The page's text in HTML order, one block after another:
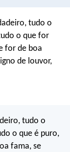
tudo o
o que for
for de boa
de louvor,
tudo o
o que é puro,
fama, se